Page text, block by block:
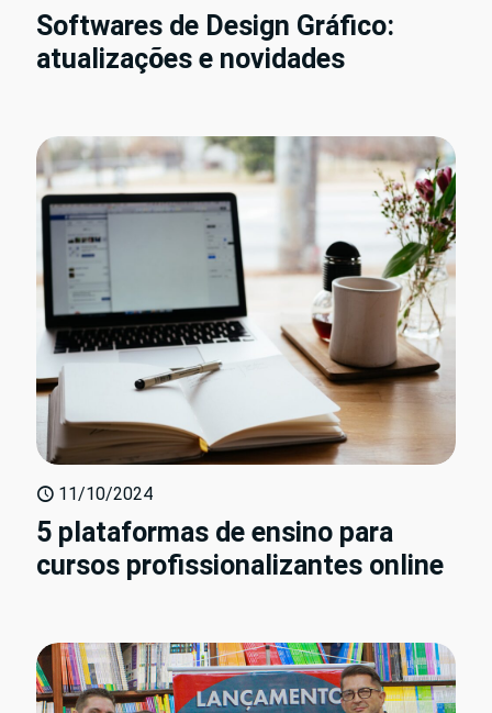
Softwares de Design Gráfico:
atualizações e novidades
11/10/2024
5 plataformas de ensino para
cursos profissionalizantes online